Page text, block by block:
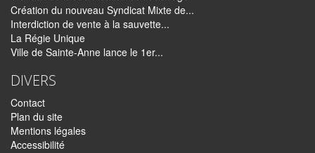
Création du nouveau Syndicat Mixte de...
Interdiction de vente à la sauvette...
La Régie Unique
Ville de Sainte-Anne lance le 1er...
DIVERS
Contact
Plan du site
Mentions légales
Accessibilité